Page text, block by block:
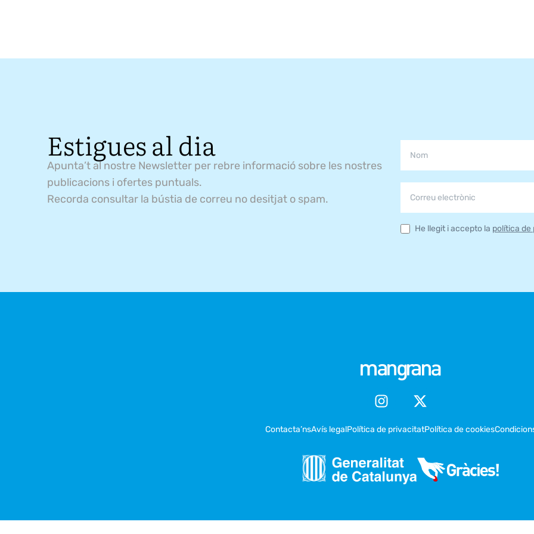
Estigues al dia
Apunta’t al nostre Newsletter per rebre informació sobre les nostres
publicacions i ofertes puntuals.
Recorda consultar la bústia de correu no desitjat o spam.
He llegit i accepto la política
Contacta’nsAvís legalPolítica de privacitatPolítica de cookies